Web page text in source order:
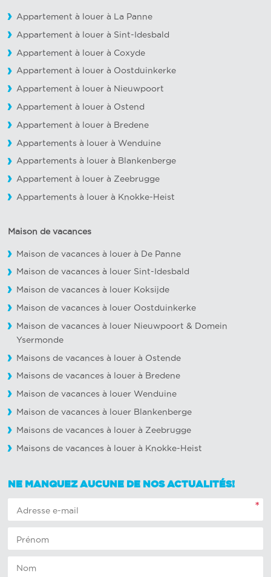
Appartement à louer à La Panne
Appartement à louer à Sint-Idesbald
Appartement à louer à Coxyde
Appartement à louer à Oostduinkerke
Appartement à louer à Nieuwpoort
Appartement à louer à Ostend
Appartement à louer à Bredene
Appartements à louer à Wenduine
Appartements à louer à Blankenberge
Appartement à louer à Zeebrugge
Appartements à louer à Knokke-Heist
Maison de vacances
Maison de vacances à louer à De Panne
Maison de vacances à louer Sint-Idesbald
Maison de vacances à louer Koksijde
Maison de vacances à louer Oostduinkerke
Maison de vacances à louer Nieuwpoort & Domein
Ysermonde
Maisons de vacances à louer à Ostende
Maisons de vacances à louer à Bredene
Maison de vacances à louer Wenduine
Maison de vacances à louer Blankenberge
Maisons de vacances à louer à Zeebrugge
Maisons de vacances à louer à Knokke-Heist
NE MANQUEZ AUCUNE DE NOS ACTUALITÉS!
*